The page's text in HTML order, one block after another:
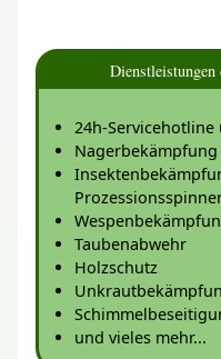
24h-
Nagerbekämpfung
Taubenabwehr
Holzschutz
und vieles mehr...